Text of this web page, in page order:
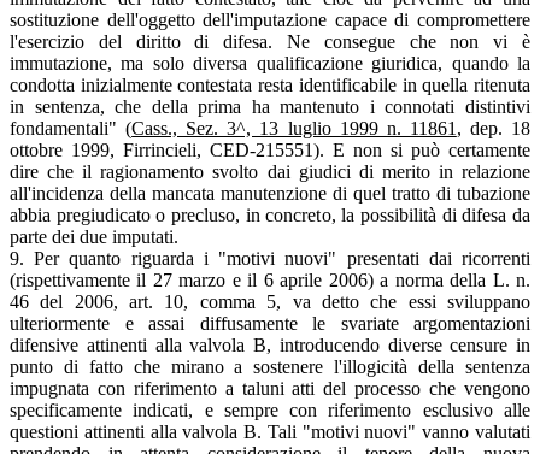
sostituzione dell'oggetto dell'imputazione capace di compromettere
l'esercizio del diritto di difesa. Ne consegue che non vi è
immutazione, ma solo diversa qualificazione giuridica, quando la
condotta inizialmente contestata resta identificabile in quella ritenuta
in sentenza, che della prima ha mantenuto i connotati distintivi
fondamentali" (Cass., Sez. 3^, 13 luglio 1999 n. 11861 , dep. 18
ottobre 1999, Firrincieli, CED-215551). E non si può certamente
dire che il ragionamento svolto dai giudici di merito in relazione
all'incidenza della mancata manutenzione di quel tratto di tubazione
abbia pregiudicato o precluso, in concreto, la possibilità di difesa da
parte dei due imputati.
9. Per quanto riguarda i "motivi nuovi" presentati dai ricorrenti
(rispettivamente il 27 marzo e il 6 aprile 2006) a norma della L. n.
46 del 2006, art. 10, comma 5, va detto che essi sviluppano
ulteriormente e assai diffusamente le svariate argomentazioni
difensive attinenti alla valvola B, introducendo diverse censure in
punto di fatto che mirano a sostenere l'illogicità della sentenza
impugnata con riferimento a taluni atti del processo che vengono
specificamente indicati, e sempre con riferimento esclusivo alle
questioni attinenti alla valvola B. Tali "motivi nuovi" vanno valutati